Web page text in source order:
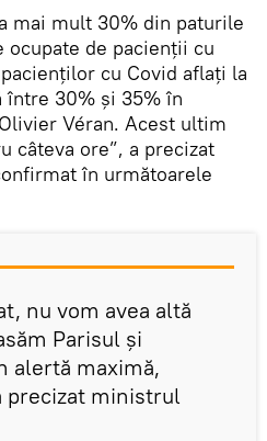
mai mult 30% din paturile
de pacienții cu
cu Covid aflaţi la
între 30% și 35% în
Véran. Acest ultim
câteva ore”, a precizat
în următoarele
nu vom avea altă
Parisul și
alertă maximă,
precizat ministrul